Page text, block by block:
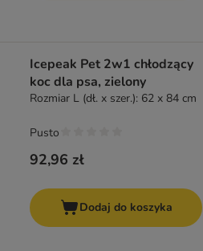
Icepeak Pet 2w1 chłodzący
koc dla psa, zielony
Rozmiar L (dł. x szer.): 62 x 84 cm
92,96 zł
Pusto
Dodaj do koszyka